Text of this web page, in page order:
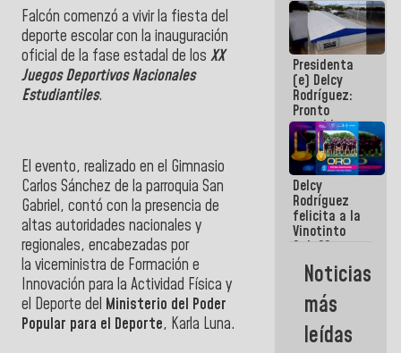
Falcón comenzó a vivir la fiesta del
deporte escolarcon la inauguración
oficial de la fase estadal de los XX
Juegos Deportivos Nacionales
Estudiantiles.
El evento, realizado en el Gimnasio
Carlos Sánchez de la parroquia San
Gabriel, contó con la presencia de
altas autoridades nacionales y
regionales, encabezadas por
la viceministra de Formación e
Innovación para la Actividad Física y
el Deporte del Ministerio del Poder
Popular para el Deporte, Karla Luna.
Arias y
Giraly
Marcano por
hacer
historia en
los
Centroamericanos
Presidenta
(e) Delcy
Rodríguez:
Pronto
restableceremos
las
operaciones
en el
Aeropuerto
Internacional
de
Maiquetía
Delcy
Rodríguez
felicita a la
Vinotinto
Sub 20
campeona
frente
México Sub
23 en los
Centroamericanos
Noticias
más
leídas